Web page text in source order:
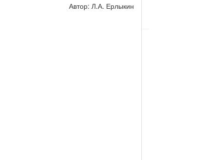
Автор: Л.А. Ерлыкин